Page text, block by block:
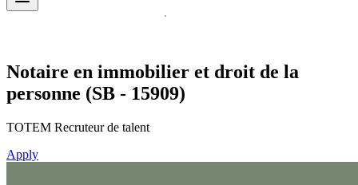
Notaire en immobilier et droit de la
personne (SB - 15909)
TOTEM Recruteur de talent
Apply